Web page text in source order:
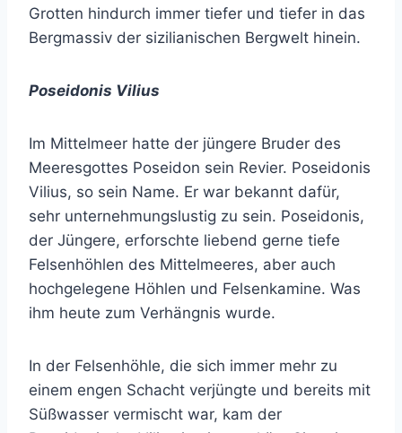
Grotten hindurch immer tiefer und tiefer in das
Bergmassiv der sizilianischen Bergwelt hinein.
Poseidonis Vilius
Im Mittelmeer hatte der jüngere Bruder des
Meeresgottes Poseidon sein Revier. Poseidonis
Vilius, so sein Name. Er war bekannt dafür,
sehr unternehmungslustig zu sein. Poseidonis,
der Jüngere, erforschte liebend gerne tiefe
Felsenhöhlen des Mittelmeeres, aber auch
hochgelegene Höhlen und Felsenkamine. Was
ihm heute zum Verhängnis wurde.
In der Felsenhöhle, die sich immer mehr zu
einem engen Schacht verjüngte und bereits mit
Süßwasser vermischt war, kam der